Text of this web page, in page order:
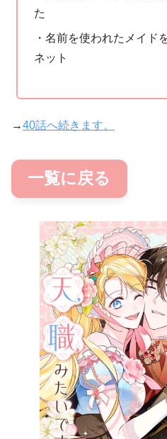
た
・名前を使われたメイド
ネット
→40話へ続きます。
一覧に戻る